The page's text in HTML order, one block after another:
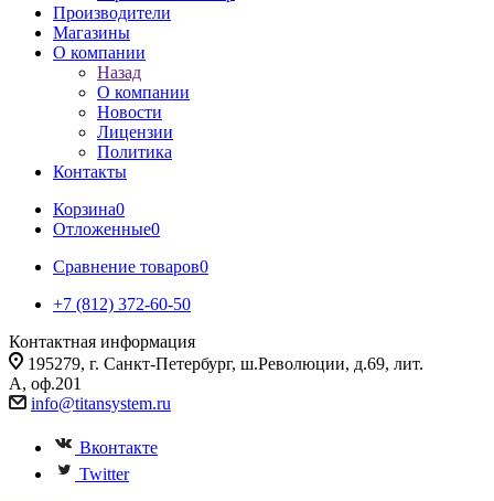
Производители
Магазины
О компании
Назад
О компании
Новости
Лицензии
Политика
Контакты
Корзина0
Отложенные0
Сравнение товаров0
+7 (812) 372-60-50
Контактная информация
195279, г. Санкт-Петербург, ш.Революции, д.69, лит.
А, оф.201
info@titansystem.ru
Вконтакте
Twitter